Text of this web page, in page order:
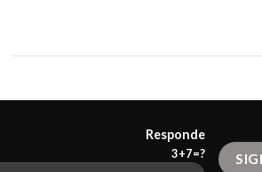
Responde
3+7=?